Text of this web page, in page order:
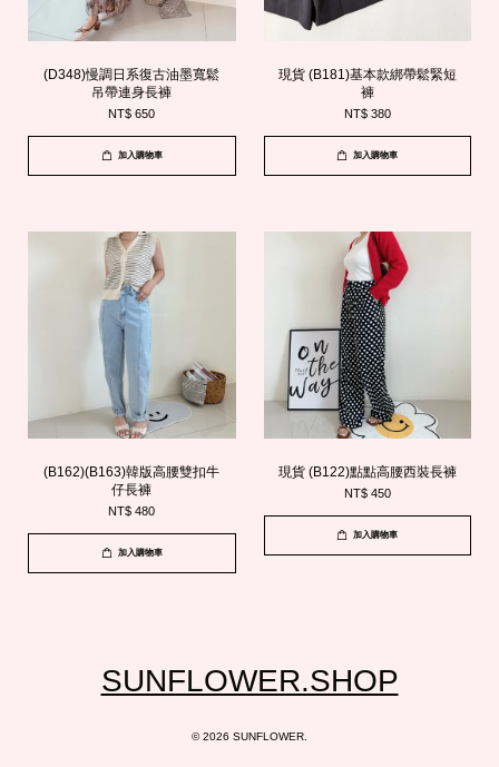
(D348)慢調日系復古油墨寬鬆
吊帶連身長褲
NT$ 650
加入購物車
現貨 (B181)基本款綁帶鬆緊短
褲
NT$ 380
加入購物車
(B162)(B163)韓版高腰雙扣牛
仔長褲
NT$ 480
加入購物車
現貨 (B122)點點高腰西裝長褲
NT$ 450
加入購物車
SUNFLOWER.SHOP
© 2026 SUNFLOWER.